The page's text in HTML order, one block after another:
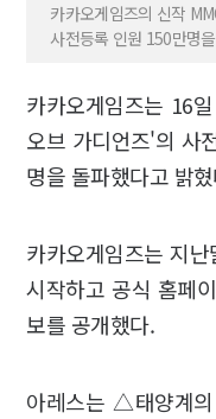
카카오게임즈의 신작
사전등록 인원 150만명
카카오게임즈는 16
오브 가디언즈'의 사
명을 돌파했다고 밝
카카오게임즈는 지
시작하고 공식 홈페
보를 공개했다.
아레스는 △태양계